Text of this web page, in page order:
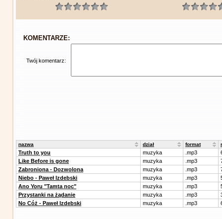
KOMENTARZE:
Twój komentarz:
nazwa dział format
Truth to you muzyka .mp3
Like Before is gone
muzyka .mp3
Zabroniona - Dozwolona
muzyka .mp3
Niebo - Paweł Izdebski
muzyka .mp3
Ano Yoru "Tamta noc"
muzyka .mp3
Przystanki na żądanie
muzyka .mp3
No Cóż - Paweł Izdebski
muzyka .mp3